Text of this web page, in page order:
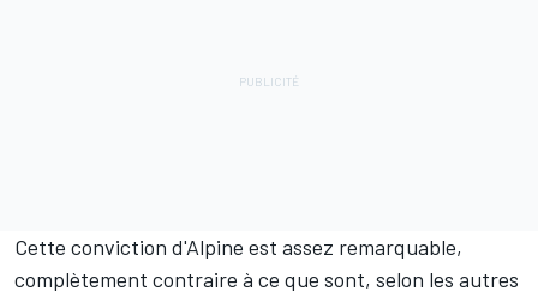
Cette conviction d'Alpine est assez remarquable,
complètement contraire à ce que sont, selon les autres